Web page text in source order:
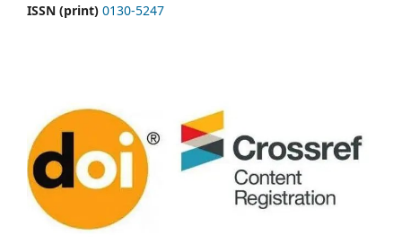
ISSN (print) 0130-5247